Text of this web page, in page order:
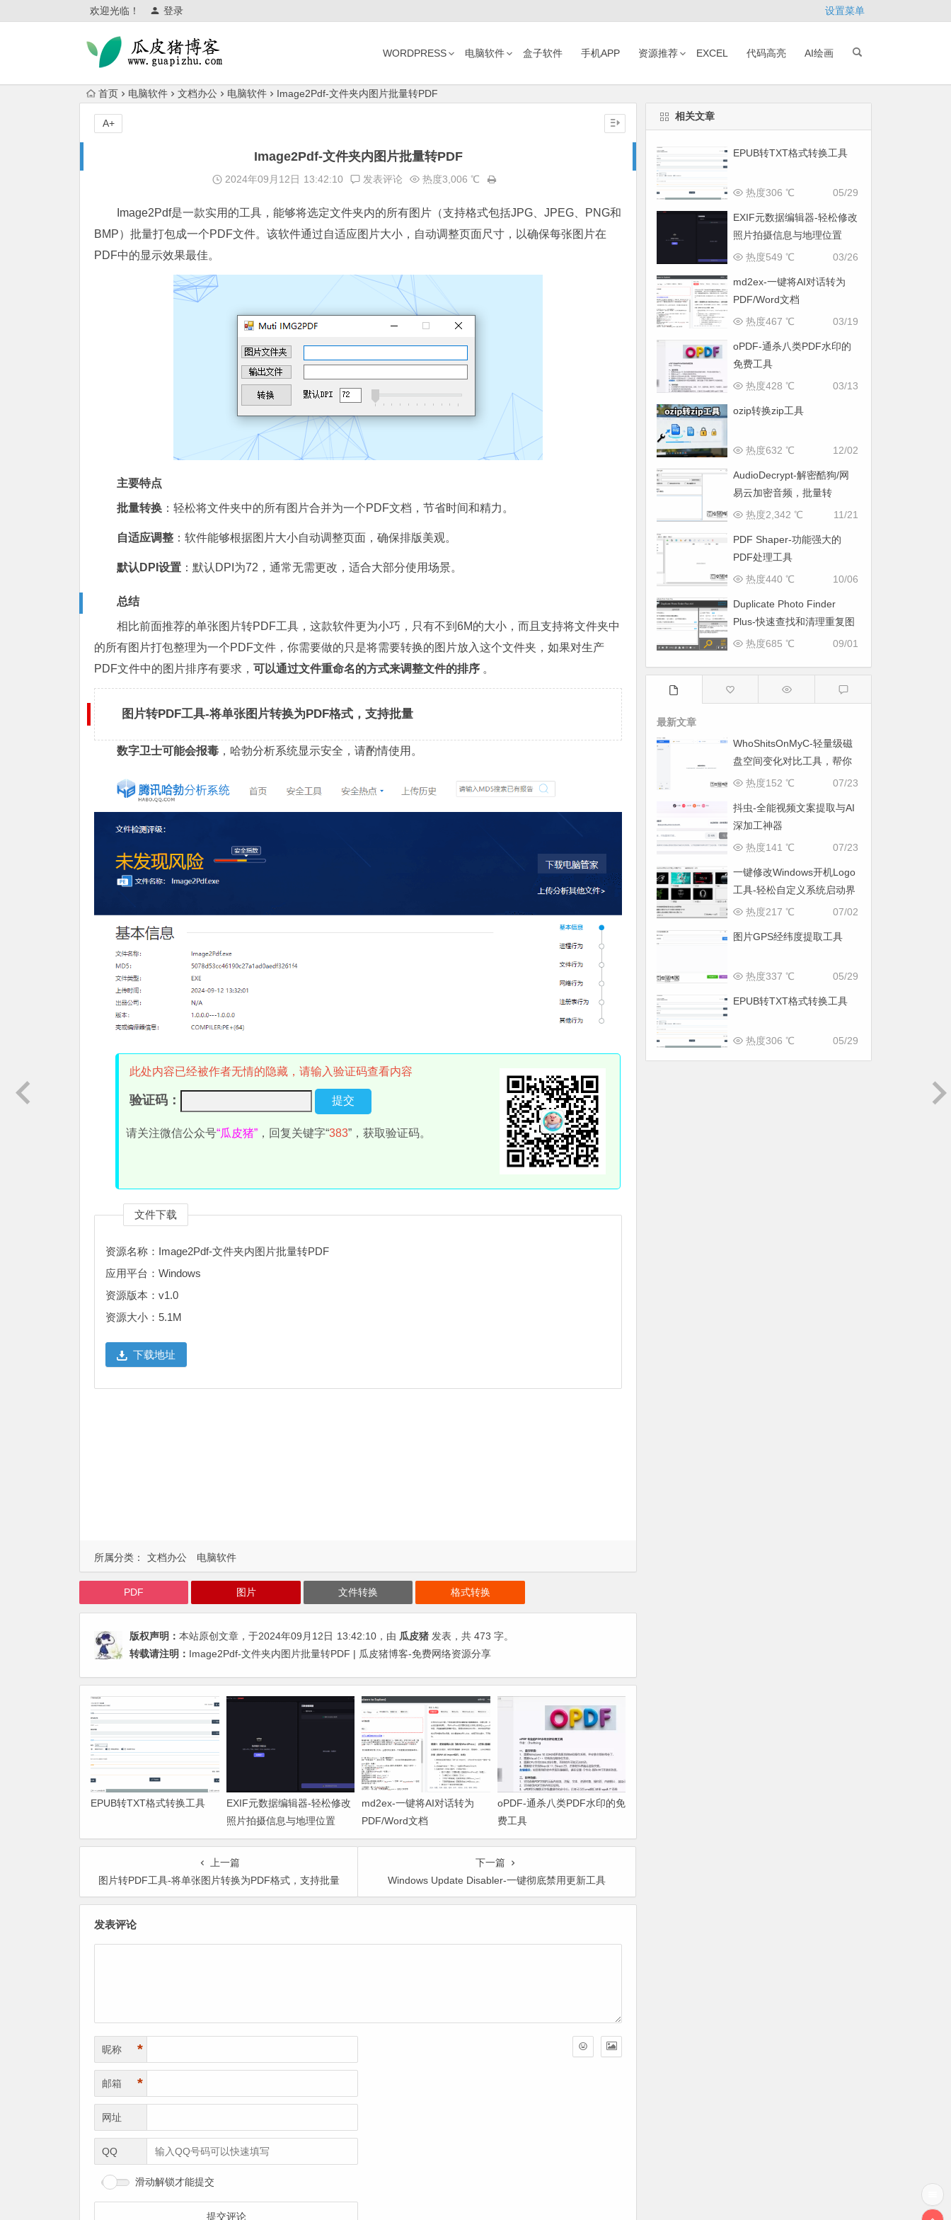
欢迎光临！ 登录 设置菜单
WORDPRESS 电脑软件 盒子软件 手机APP 资源推荐 EXCEL 代码高亮 AI绘画
首页 电脑软件 文档办公 电脑软件 Image2Pdf-文件夹内图片批量转PDF
Image2Pdf-文件夹内图片批量转PDF
2024年09月12日 13:42:10 发表评论 热度3,006 ℃
Image2Pdf是一款实用的工具，能够将选定文件夹内的所有图片（支持格式包括JPG、JPEG、PNG和
BMP）批量打包成一个PDF文件。该软件通过自适应图片大小，自动调整页面尺寸，以确保每张图片在
PDF中的显示效果最佳。
主要特点
批量转换 ：轻松将文件夹中的所有图片合并为一个PDF文档，节省时间和精力。
自适应调整 ：软件能够根据图片大小自动调整页面，确保排版美观。
默认DPI设置 ：默认DPI为72，通常无需更改，适合大部分使用场景。
总结
相比前面推荐的单张图片转PDF工具，这款软件更为小巧，只有不到6M的大小，而且支持将文件夹中
的所有图片打包整理为一个PDF文件，你需要做的只是将需要转换的图片放入这个文件夹，如果对生产
PDF文件中的图片排序有要求， 可以通过文件重命名的方式来调整文件的排序 。
图片转PDF工具-将单张图片转换为PDF格式，支持批量
数字卫士可能会报毒 ，哈勃分析系统显示安全，请酌情使用。
此处内容已经被作者无情的隐藏，请输入验证码查看内容
验证码：
请关注微信公众号“瓜皮猪” ，回复关键字“383”，获取验证码。
文件下载
资源名称：Image2Pdf-文件夹内图片批量转PDF
应用平台：Windows
资源版本：v1.0
资源大小：5.1M
下载地址
A+
所属分类： 文档办公 电脑软件
PDF 图片 文件转换 格式转换
版权声明： 本站原创文章，于2024年09月12日 13:42:10 ，由 瓜皮猪 发表，共 473 字。
转载请注明： Image2Pdf-文件夹内图片批量转PDF | 瓜皮猪博客-免费网络资源分享
EPUB转TXT格式转换工具
EXIF元数据编辑器-轻松修改
照片拍摄信息与地理位置
md2ex-一键将AI对话转为
PDF/Word文档
oPDF-通杀八类PDF水印的免
费工具
上一篇
图片转PDF工具-将单张图片转换为PDF格式，支持批量
下一篇
Windows Update Disabler-一键彻底禁用更新工具
发表评论
昵称 *
邮箱 *
网址
QQ
滑动解锁才能提交
相关文章
EPUB转TXT格式转换工具
05/29
热度306 ℃
EXIF元数据编辑器-轻松修改
照片拍摄信息与地理位置
03/26
热度549 ℃
md2ex-一键将AI对话转为
PDF/Word文档
03/19
热度467 ℃
oPDF-通杀八类PDF水印的
免费工具
03/13
热度428 ℃
ozip转换zip工具
12/02
热度632 ℃
AudioDecrypt-解密酷狗/网
易云加密音频，批量转
MP3/FLAC
11/21
热度2,342 ℃
PDF Shaper-功能强大的
PDF处理工具
10/06
热度440 ℃
Duplicate Photo Finder
Plus-快速查找和清理重复图
片
09/01
热度685 ℃
最新文章
WhoShitsOnMyC-轻量级磁
盘空间变化对比工具，帮你
找出“吃掉”空间的罪魁祸首
07/23
热度152 ℃
抖虫-全能视频文案提取与AI
深加工神器
07/23
热度141 ℃
一键修改Windows开机Logo
工具-轻松自定义系统启动界
面
07/02
热度217 ℃
图片GPS经纬度提取工具
05/29
热度337 ℃
EPUB转TXT格式转换工具
05/29
热度306 ℃